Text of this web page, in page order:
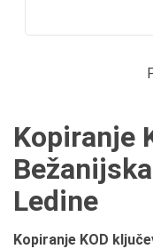
Kopiranje
Ledine
Kopiranje KOD